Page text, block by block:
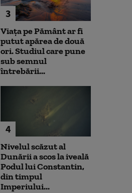
3
Viața pe Pământ ar fi
putut apărea de două
ori. Studiul care pune
sub semnul
întrebării...
4
Nivelul scăzut al
Dunării a scos la iveală
Podul lui Constantin,
din timpul
Imperiului...